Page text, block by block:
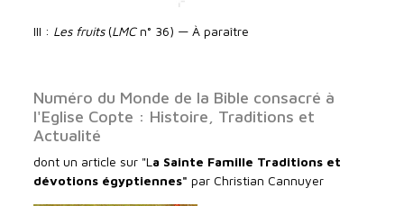
III : Les fruits(LMCn° 36) — À paraître
Numéro du Monde de la Bible consacré à
l'Eglise Copte : Histoire, Traditions et
Actualité
dont un article sur "L a Sainte Famille Traditions et
dévotions égyptiennes" par Christian Cannuyer